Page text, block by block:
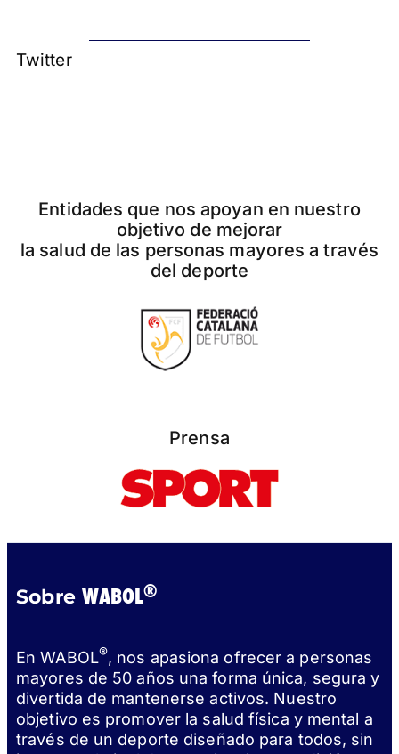
Twitter
Entidades que nos apoyan en nuestro
objetivo de mejorar
la salud de las personas mayores a través
del deporte
Prensa
Sobre WABOL®
En WABOL®, nos apasiona ofrecer a personas
mayores de 50 años una forma única, segura y
divertida de mantenerse activos. Nuestro
objetivo es promover la salud física y mental a
través de un deporte diseñado para todos, sin